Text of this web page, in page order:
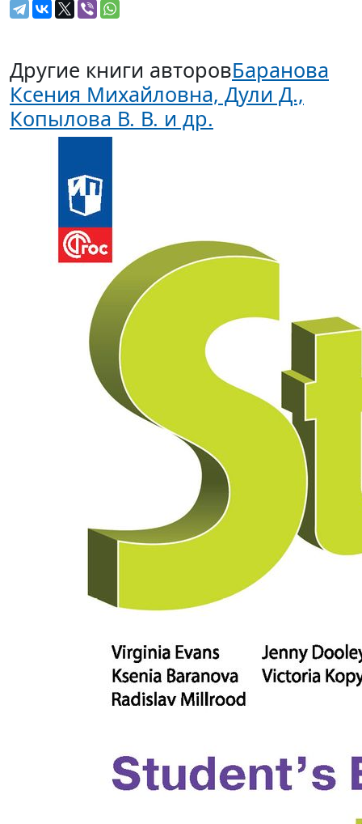
Другие книги авторовБаранова
Ксения Михайловна, Дули Д.,
Копылова В. В. и др.